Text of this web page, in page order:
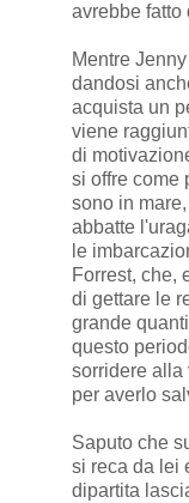
avrebbe fatto
Mentre
dandosi
acquista un
viene
di
si offre come
sono in
abbatte
le
Forrest, che,
di gettare le
grande
questo
sorridere alla
per averlo
Saputo che
si reca da lei
dipartita